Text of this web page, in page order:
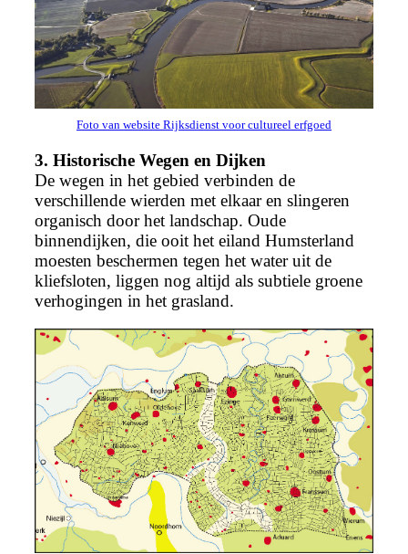
Foto van website Rijksdienst voor cultureel erfgoed
3. Historische Wegen en Dijken
De wegen in het gebied verbinden de
verschillende wierden met elkaar en slingeren
organisch door het landschap. Oude
binnendijken, die ooit het eiland Humsterland
moesten beschermen tegen het water uit de
kliefsloten, liggen nog altijd als subtiele groene
verhogingen in het grasland.